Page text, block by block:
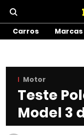
Carros Marcas
Motor
Teste
Model 3